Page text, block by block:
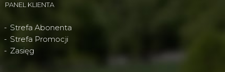
PANEL KLIENTA
Strefa Abonenta
Strefa Promocji
Zasięg